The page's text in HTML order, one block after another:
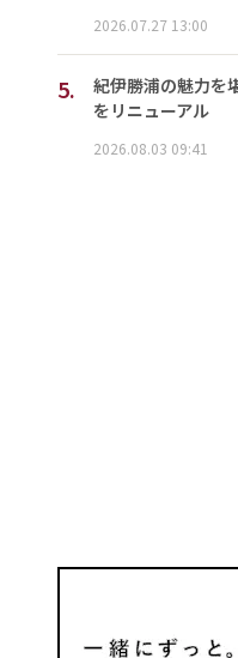
2026.07.27 13:00
5.
紀伊勝浦の魅力
をリニューアル
2026.08.03 09:41